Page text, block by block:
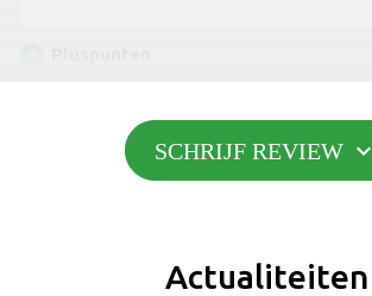
SCHRIJF REVIEW expand_more
Actualiteiten